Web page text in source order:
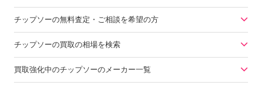
チップソーの無料査定・ご相談を希望の方
チップソーの買取の相場を検索
買取強化中のチップソーのメーカー一覧